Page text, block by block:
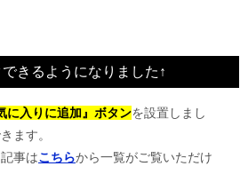
きるようになりました↑
に入りに追加』ボタンを設置しまし
ます。
事はこちらから一覧がご覧いただけ